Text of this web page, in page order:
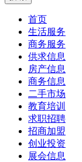
首页
生活服务
商务服务
供求信息
房产信息
商务信息
二手市场
教育培训
求职招聘
招商加盟
创业投资
展会信息